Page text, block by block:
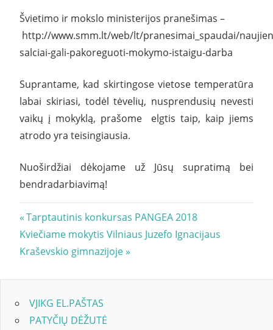
Švietimo ir mokslo ministerijos pranešimas –
http://www.smm.lt/web/lt/pranesimai_spaudai/
salciai-gali-pakoreguoti-mokymo-istaigu-darba
Suprantame, kad skirtingose vietose temperatūra
labai skiriasi, todėl tėvelių, nusprendusių nevesti
vaikų į mokyklą, prašome elgtis taip, kaip jiems
atrodo yra teisingiausia.
Nuoširdžiai dėkojame už Jūsų supratimą bei
bendradarbiavimą!
Navigacija
tarp
Previous
Post:
Tarptautinis konkursas PANGEA 2018
Next
Post:
Kviečiame mokytis Vilniaus Juzefo Ignacijaus
Kraševskio gimnazijoje
VJIKG EL.PAŠTAS
PATYČIŲ DĖŽUTĖ